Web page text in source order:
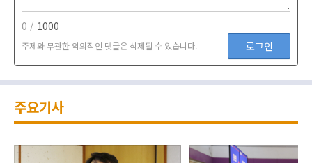
0 / 1000
주제와 무관한 악의적인 댓글은 삭제될 수 있습니다. 로그인
주요기사